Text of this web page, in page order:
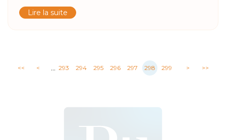
Lire la suite
<< < ... 293 294 295 296 297 298 299 > >>